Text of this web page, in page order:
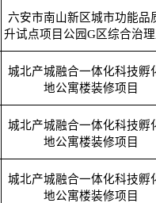
六安市南山新区城市功能品
升试点项目公园G区综合治
城北产城融合一体化科技孵
地公寓楼装修项目
城北产城融合一体化科技孵
地公寓楼装修项目
城北产城融合一体化科技孵
地公寓楼装修项目